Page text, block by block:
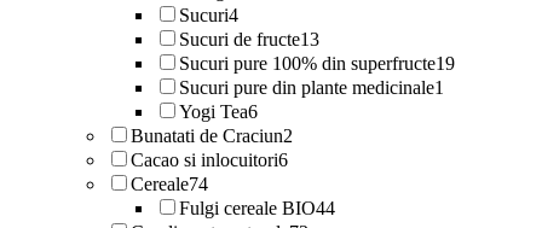
Sucuri4
Sucuri de fructe13
Sucuri pure 100% din superfructe19
Sucuri pure din plante medicinale1
Yogi Tea6
Bunatati de Craciun2
Cacao si inlocuitori6
Cereale74
Fulgi cereale BIO44